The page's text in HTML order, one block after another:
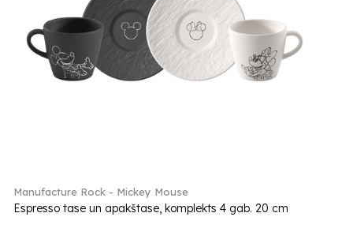
Manufacture Rock - Mickey Mouse
Espresso tase un apakštase, komplekts 4 gab. 20 cm